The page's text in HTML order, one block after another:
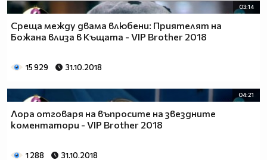
03:14
Среща между двама влюбени: Приятелят на
Божана влиза в Къщата - VIP Brother 2018
15 929 31.10.2018
04:21
Лора отговаря на въпросите на звездните
коментатори - VIP Brother 2018
1 288 31.10.2018